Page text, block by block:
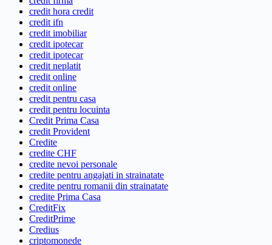
credit hora credit
credit ifn
credit imobiliar
credit ipotecar
credit ipotecar
credit neplatit
credit online
credit online
credit pentru casa
credit pentru locuinta
Credit Prima Casa
credit Provident
Credite
credite CHF
credite nevoi personale
credite pentru angajati in strainatate
credite pentru romanii din strainatate
credite Prima Casa
CreditFix
CreditPrime
Credius
criptomonede